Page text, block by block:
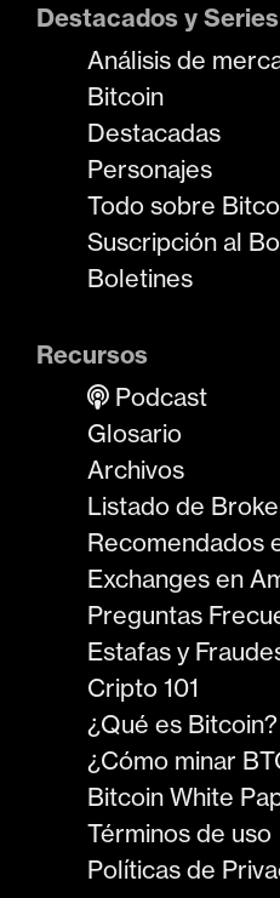
Destacados y Series
Análisis de
Bitcoin
Destacadas
Personajes
Todo sobre
Suscripción al
Boletines
Recursos
Podcast
Glosario
Archivos
Listado de
Recomendados
Exchanges en
Preguntas
Estafas y
Cripto 101
¿Qué es Bitcoin?
¿Cómo minar
Bitcoin White
Términos de uso
Políticas de